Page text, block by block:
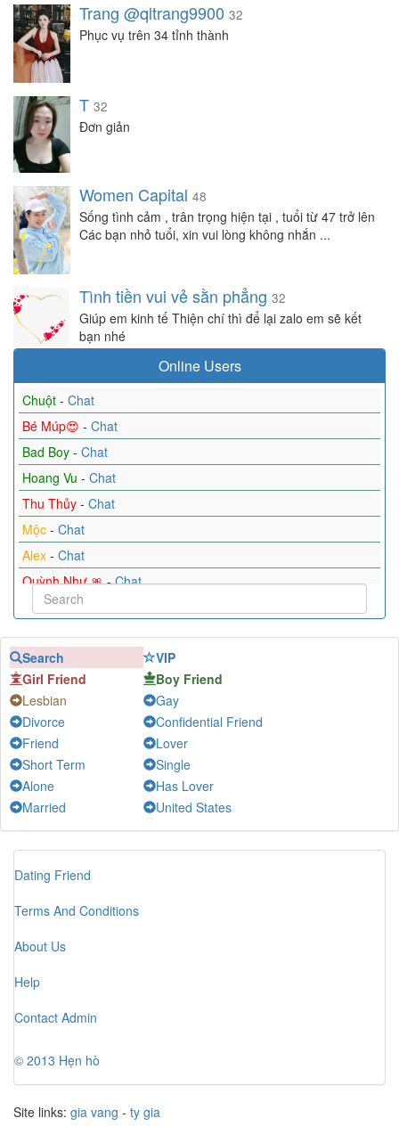
Trang @qltrang9900 32
Phục vụ trên 34 tỉnh thành
T 32
Đơn giản
Women Capital 48
Sống tình cảm , trân trọng hiện tại , tuổi từ 47 trở lên
Các bạn nhỏ tuổi, xin vui lòng không nhắn ...
Tình tiền vui vẻ sằn phẳng 32
Giúp em kinh tế Thiện chí thì để lại zalo em sẽ kết
bạn nhé
Online Users
Chuột - Chat
Bé Múp😍 - Chat
Bad Boy - Chat
Hoang Vu - Chat
Thu Thủy - Chat
Mộc - Chat
Alex - Chat
Quỳnh Như 🎀-Chat
Cactus-Chat
Nam-Chat
Trâm Anh-
Yann-Chat
Cô bé chubby
5 Râu-Chat
bang truong
Rosemary
Hiền -Chat
Rachel McAdam
Trang
Search
VIP
Girl Friend
Boy Friend
Lesbian
Gay
Divorce
Confidential Friend
Friend
Lover
Short Term
Single
Alone
Has Lover
Married
United States
Dating Friend
Terms And Conditions
About Us
Help
Contact Admin
© 2013 Hẹn hò
Site links: gia vang - ty gia